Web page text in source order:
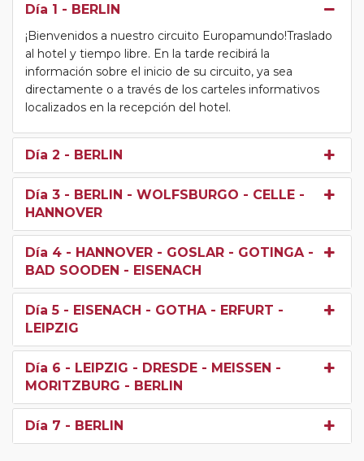
Día 1 - BERLIN
¡Bienvenidos a nuestro circuito Europamundo!Traslado
al hotel y tiempo libre. En la tarde recibirá la
información sobre el inicio de su circuito, ya sea
directamente o a través de los carteles informativos
localizados en la recepción del hotel.
Día 2 - BERLIN
Día 3 - BERLIN - WOLFSBURGO - CELLE -
HANNOVER
Día 4 - HANNOVER - GOSLAR - GOTINGA -
BAD SOODEN - EISENACH
Día 5 - EISENACH - GOTHA - ERFURT -
LEIPZIG
Día 6 - LEIPZIG - DRESDE - MEISSEN -
MORITZBURG - BERLIN
Día 7 - BERLIN